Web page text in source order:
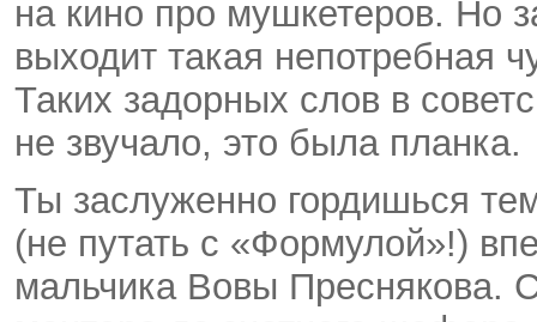
на кино про мушкетеров. Но
выходит такая непотребная
Таких задорных слов в
не звучало, это была планка.
Ты заслуженно гордишься
(не путать с «Формулой»!)
мальчика Вовы Преснякова.